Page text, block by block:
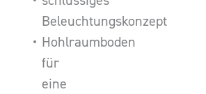
Beleuchtungskonzept
Hohlraumboden
für
eine